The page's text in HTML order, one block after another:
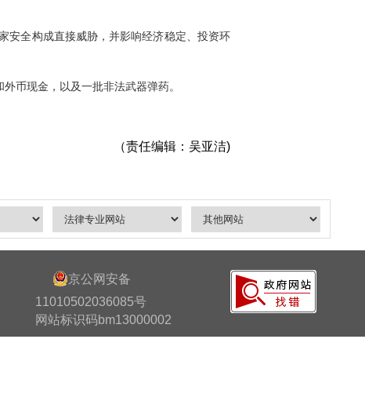
全构成直接威胁，并影响经济稳定、投资环
币现金，以及一批非法武器弹药。
（责任编辑：吴亚洁)
京公网安备
11010502036085号
网站标识码bm13000002